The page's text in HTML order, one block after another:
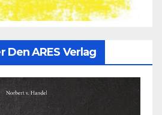
Den ARES Verlag